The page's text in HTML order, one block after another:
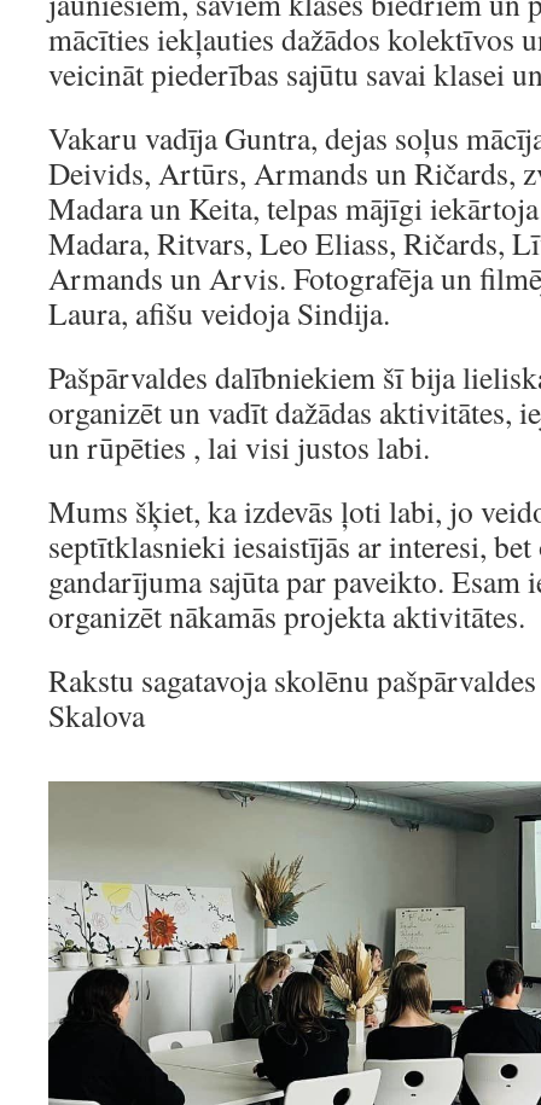
mācīties iekļauties dažādos kolektīvos
veicināt piederības sajūtu savai klasei
Vakaru vadīja Guntra, dejas soļus
Deivids, Artūrs, Armands un Ričards,
Madara un Keita, telpas mājīgi
Madara, Ritvars, Leo Eliass, Ričards,
Armands un Arvis. Fotografēja un
Laura, afišu veidoja Sindija.
Pašpārvaldes dalībniekiem šī bija
organizēt un vadīt dažādas aktivitātes,
un rūpēties , lai visi justos labi.
Mums šķiet, ka izdevās ļoti labi, jo
septītklasnieki iesaistījās ar interesi,
gandarījuma sajūta par paveikto. Esam
organizēt nākamās projekta aktivitātes.
Rakstu sagatavoja skolēnu
Skalova